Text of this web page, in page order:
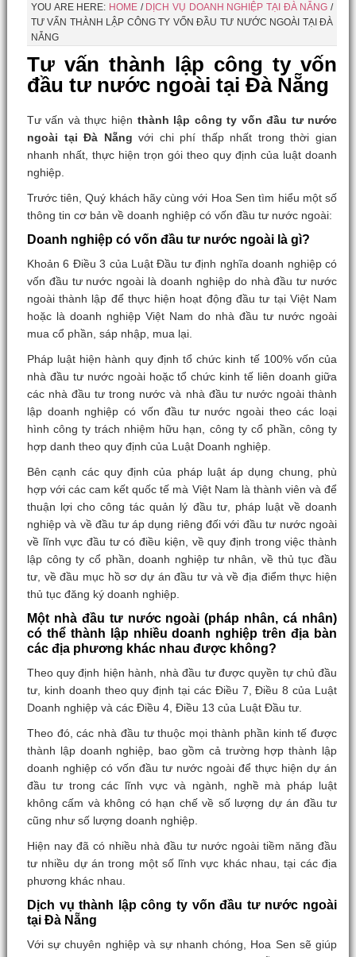
YOU ARE HERE: HOME / DỊCH VỤ DOANH NGHIỆP TẠI ĐÀ NẴNG /
TƯ VẤN THÀNH LẬP CÔNG TY VỐN ĐẦU TƯ NƯỚC NGOÀI TẠI ĐÀ
NẴNG
Tư vấn thành lập công ty vốn
đầu tư nước ngoài tại Đà Nẵng
Tư vấn và thực hiện thành lập công ty vốn đầu tư nước
ngoài tại Đà Nẵng với chi phí thấp nhất trong thời gian
nhanh nhất, thực hiện trọn gói theo quy định của luật doanh
nghiệp.
Trước tiên, Quý khách hãy cùng với Hoa Sen tìm hiểu một số
thông tin cơ bản về doanh nghiệp có vốn đầu tư nước ngoài:
Doanh nghiệp có vốn đầu tư nước ngoài là gì?
Khoản 6 Điều 3 của Luật Đầu tư định nghĩa doanh nghiệp có
vốn đầu tư nước ngoài là doanh nghiệp do nhà đầu tư nước
ngoài thành lập để thực hiện hoạt động đầu tư tại Việt Nam
hoặc là doanh nghiệp Việt Nam do nhà đầu tư nước ngoài
mua cổ phần, sáp nhập, mua lại.
Pháp luật hiện hành quy định tổ chức kinh tế 100% vốn của
nhà đầu tư nước ngoài hoặc tổ chức kinh tế liên doanh giữa
các nhà đầu tư trong nước và nhà đầu tư nước ngoài thành
lập doanh nghiệp có vốn đầu tư nước ngoài theo các loại
hình công ty trách nhiệm hữu hạn, công ty cổ phần, công ty
hợp danh theo quy định của Luật Doanh nghiệp.
Bên cạnh các quy định của pháp luật áp dụng chung, phù
hợp với các cam kết quốc tế mà Việt Nam là thành viên và để
thuận lợi cho công tác quản lý đầu tư, pháp luật về doanh
nghiệp và về đầu tư áp dụng riêng đối với đầu tư nước ngoài
về lĩnh vực đầu tư có điều kiện, về quy định trong việc thành
lập công ty cổ phần, doanh nghiệp tư nhân, về thủ tục đầu
tư, về đầu mục hồ sơ dự án đầu tư và về địa điểm thực hiện
thủ tục đăng ký doanh nghiệp.
Một nhà đầu tư nước ngoài (pháp nhân, cá nhân)
có thể thành lập nhiều doanh nghiệp trên địa bàn
các địa phương khác nhau được không?
Theo quy định hiện hành, nhà đầu tư được quyền tự chủ đầu
tư, kinh doanh theo quy định tại các Điều 7, Điều 8 của Luật
Doanh nghiệp và các Điều 4, Điều 13 của Luật Đầu tư.
Theo đó, các nhà đầu tư thuộc mọi thành phần kinh tế được
thành lập doanh nghiệp, bao gồm cả trường hợp thành lập
doanh nghiệp có vốn đầu tư nước ngoài để thực hiện dự án
đầu tư trong các lĩnh vực và ngành, nghề mà pháp luật
không cấm và không có hạn chế về số lượng dự án đầu tư
cũng như số lượng doanh nghiệp.
Hiện nay đã có nhiều nhà đầu tư nước ngoài tiềm năng đầu
tư nhiều dự án trong một số lĩnh vực khác nhau, tại các địa
phương khác nhau.
Dịch vụ thành lập công ty vốn đầu tư nước ngoài
tại Đà Nẵng
Với sự chuyên nghiệp và sự nhanh chóng, Hoa Sen sẽ giúp